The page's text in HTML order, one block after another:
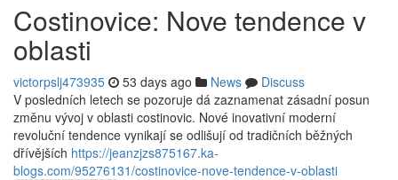
Costinovice: Nove tendence v
oblasti
victorpslj473935 53 days ago News
Discuss
V posledních letech se pozoruje dá zaznamenat zásadní posun
změnu vývoj v oblasti costinovic. Nové inovativní moderní
revoluční tendence vynikají se odlišují od tradičních běžných
dřívějších https://jeanzjzs875167.ka-
blogs.com/95276131/costinovice-nove-tendence-v-oblasti